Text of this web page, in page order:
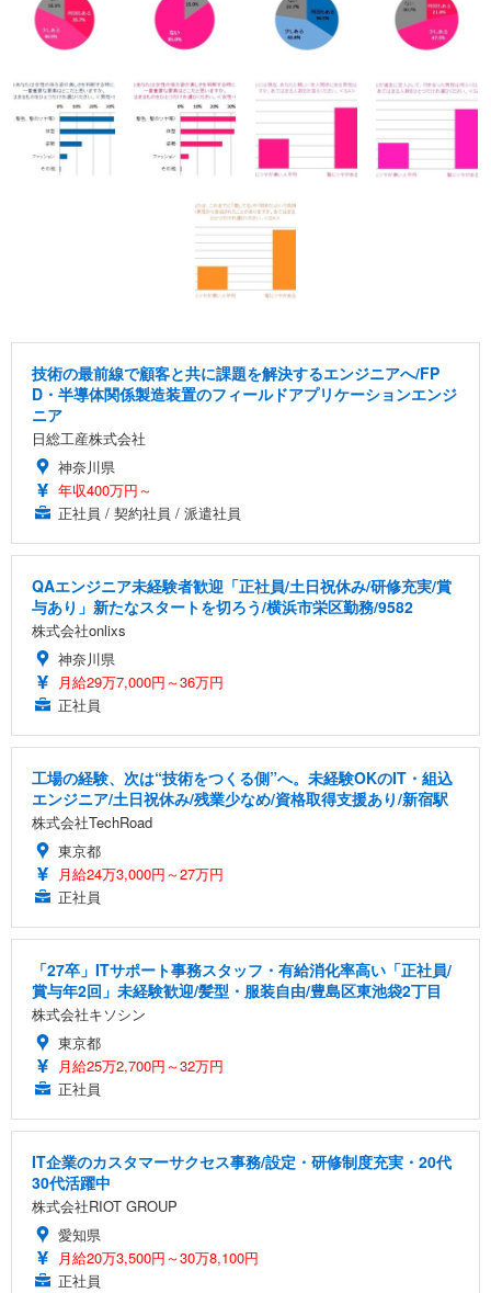
技術の最前線で顧客と共に課題を解決するエンジニアへ/FP
D・半導体関係製造装置のフィールドアプリケーションエンジ
ニア
日総工産株式会社
神奈川県
年収400万円～
正社員 / 契約社員 / 派遣社員
QAエンジニア未経験者歓迎「正社員/土日祝休み/研修充実/賞
与あり」新たなスタートを切ろう/横浜市栄区勤務/9582
株式会社onlixs
神奈川県
月給29万7,000円～36万円
正社員
工場の経験、次は“技術をつくる側”へ。未経験OKのIT・組込
エンジニア/土日祝休み/残業少なめ/資格取得支援あり/新宿駅
株式会社TechRoad
東京都
月給24万3,000円～27万円
正社員
「27卒」ITサポート事務スタッフ・有給消化率高い「正社員/
賞与年2回」未経験歓迎/髪型・服装自由/豊島区東池袋2丁目
株式会社キソシン
東京都
月給25万2,700円～32万円
正社員
IT企業のカスタマーサクセス事務/設定・研修制度充実・20代
30代活躍中
株式会社RIOT GROUP
愛知県
月給20万3,500円～30万8,100円
正社員